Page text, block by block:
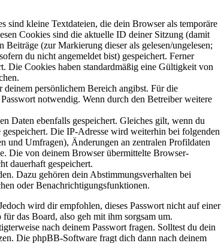
sind kleine Textdateien, die dein Browser als temporäre
Cookies sind die aktuelle ID deiner Sitzung (damit
(zur Markierung dieser als gelesen/ungelesen;
du nicht angemeldet bist) gespeichert. Ferner
Die Cookies haben standardmäßig eine Gültigkeit von
persönlichem Bereich angibst. Für die
notwendig. Wenn durch den Betreiber weitere
Daten ebenfalls gespeichert. Gleiches gilt, wenn du
Die IP-Adresse wird weiterhin bei folgenden
und Umfragen), Änderungen an zentralen Profildaten
Die von deinem Browser übermittelte Browser-
dauerhaft gespeichert.
Dazu gehören dein Abstimmungsverhalten bei
oder Benachrichtigungsfunktionen.
wird dir empfohlen, dieses Passwort nicht auf einer
das Board, also geh mit ihm sorgsam um.
nach deinem Passwort fragen. Solltest du dein
Die phpBB-Software fragt dich dann nach deinem